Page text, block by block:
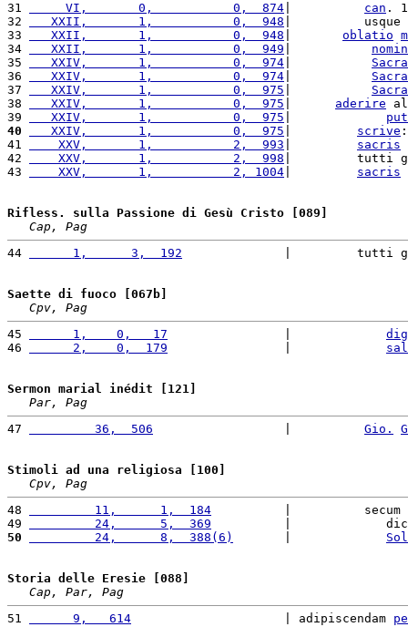
31
     VI,       0,           0,  874
can .
32
   XXII,       1,           0,  948
|          usque
33
   XXII,       1,           0,  948
oblatio
34
   XXII,       1,           0,  949
35
   XXIV,       1,           0,  974
36
   XXIV,       1,           0,  974
37
   XXIV,       1,           0,  975
38
   XXIV,       1,           0,  975
aderire
39
   XXIV,       1,           0,  975
40
   XXIV,       1,           0,  975
scrive
41
    XXV,       1,           2,  993
sacris
42
    XXV,       1,           2,  998
|         tutti
43
    XXV,       1,           2, 1004
sacris
Rifless. sulla Passione di Gesù Cristo [089]
Cap, Pag
44
      1,      3,  192
|         tutti
Saette di fuoco [067b]
Cpv, Pag
45
      1,    0,   17
46
      2,    0,  179
Sermon marial inédit [121]
Par, Pag
47
         36,  506
Gio.
Stimoli ad una religiosa [100]
Cpv, Pag
48
         11,      1,  184
          |          secum
49
         24,      5,  369
|
50
         24,      8,  388(6)
Storia delle Eresie [088]
Cap, Par, Pag
51
      9,   614
                     | adipiscendam